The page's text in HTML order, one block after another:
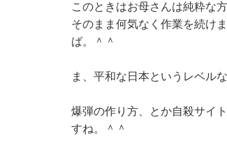
このときはお母さんは純粋な
そのまま何気なく作業を続け
ば。＾＾
ま、平和な日本というレベル
爆弾の作り方、とか自殺サイ
すね。＾＾